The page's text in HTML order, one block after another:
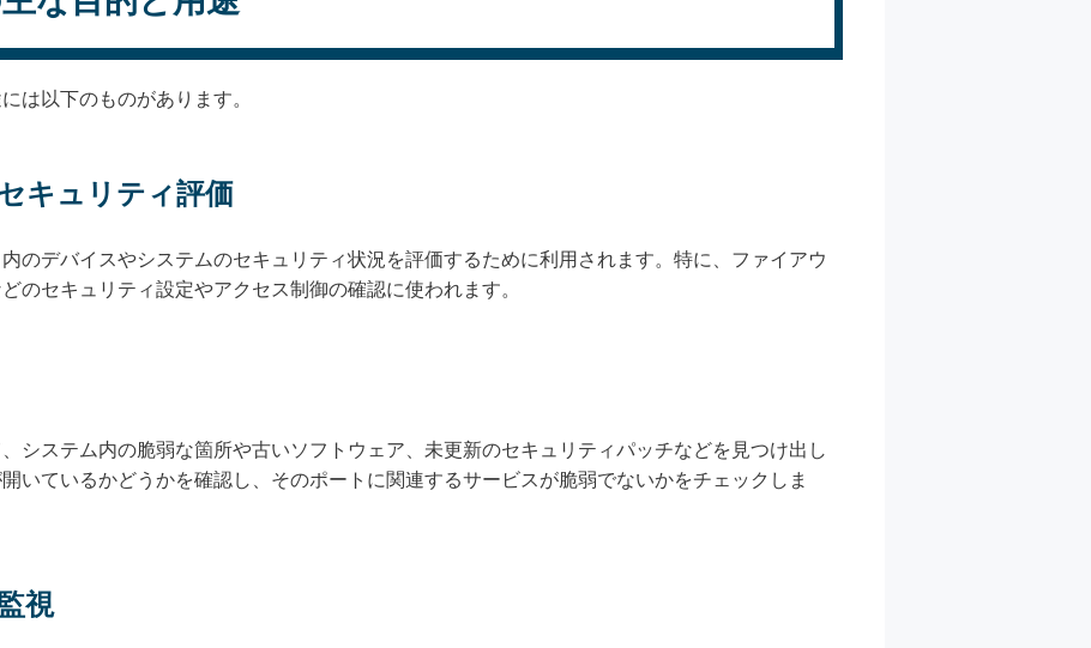
は以下のものがあります。
キュリティ評価
のデバイスやシステムのセキュリティ状況を評価するために利用されます。特に、ファイアウ
のセキュリティ設定やアクセス制御の確認に使われます。
システム内の脆弱な箇所や古いソフトウェア、未更新のセキュリティパッチなどを見つけ出し
いているかどうかを確認し、そのポートに関連するサービスが脆弱でないかをチェックしま
視